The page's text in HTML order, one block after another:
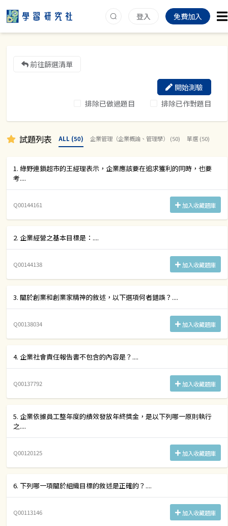
登入 免費加入
前往篩選清單
排除已做過題目 排除已作對題目
開始測驗
試題列表 ALL (50) 企業管理（企業概論、管理學） (50) 單選 (50)
1. 綠野連鎖超市的王經理表示，企業應該要在追求獲利的同時，也要
考....
Q00144161 加入收藏題庫
2. 企業經營之基本目標是：....
Q00144138 加入收藏題庫
3. 關於創業和創業家精神的敘述，以下選項何者錯誤？....
Q00138034 加入收藏題庫
4. 企業社會責任報告書不包含的內容是？....
Q00137792 加入收藏題庫
5. 企業依據員工整年度的績效發放年終獎金，是以下列哪一原則執行
之....
Q00120125 加入收藏題庫
6. 下列哪一項關於組織目標的敘述是正確的？....
Q00113146 加入收藏題庫